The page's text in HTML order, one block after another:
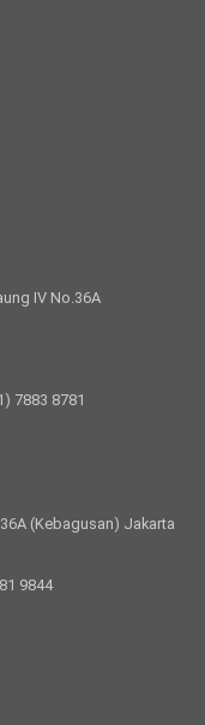
IV No.36A
7883 8781
(Kebagusan) Jakarta
9844